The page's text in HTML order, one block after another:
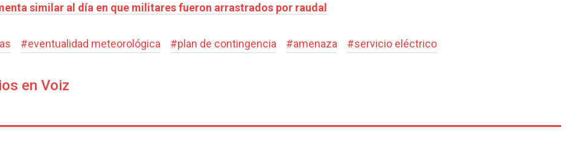
similar al día en que militares fueron arrastrados por raudal
#eventualidad meteorológica #plan de contingencia #amenaza #servicio eléctrico
en Voiz